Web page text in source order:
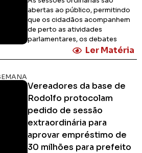
abertas ao público, permitindo
que os cidadãos acompanhem
de perto as atividades
parlamentares, os debates
Ler Matéria
Vereadores da base de
Rodolfo protocolam
pedido de sessão
extraordinária para
aprovar empréstimo de
30 milhões para prefeito